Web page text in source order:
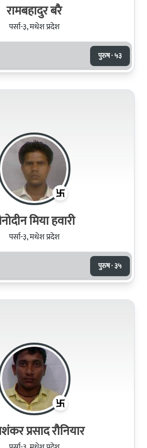
रामबहादुर बरै
पर्सा-३, मधेश प्रदेश
पुरुष · ५३
मिया हवारी
पर्सा-३, मधेश प्रदेश
पुरुष · ३५
प्रसाद रौनियार